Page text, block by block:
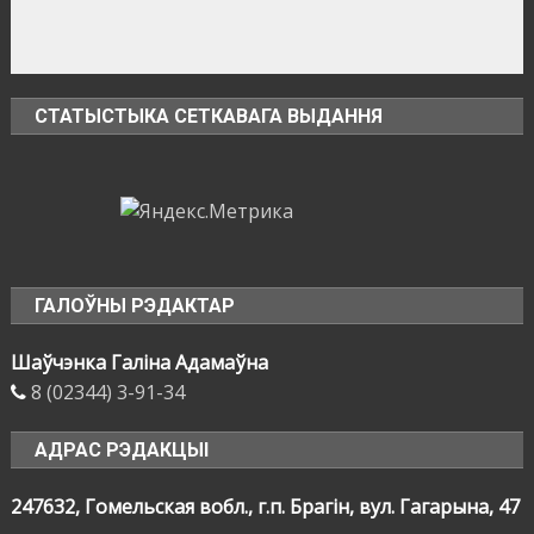
СТАТЫСТЫКА СЕТКАВАГА ВЫДАННЯ
ГАЛОЎНЫ РЭДАКТАР
Шаўчэнка Галіна Адамаўна
8 (02344) 3-91-34
АДРАС РЭДАКЦЫІ
247632, Гомельская вобл., г.п. Брагін, вул. Гагарына, 47